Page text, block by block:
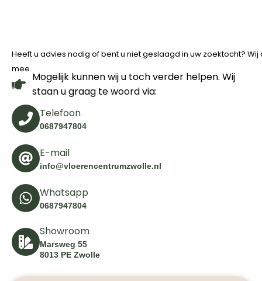
Heeft u advies nodig of bent u niet geslaagd in uw zoektocht?
mee.
Mogelijk kunnen wij u toch verder helpen. Wij
staan u graag te woord via:
Telefoon
0687947804
E-mail
info@vloerencentrumzwolle.nl
Whatsapp
0687947804
Showroom
Marsweg 55
8013 PE Zwolle